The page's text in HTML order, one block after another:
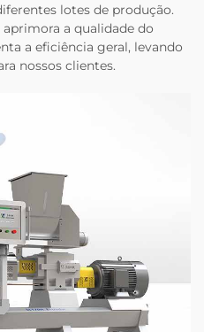
lotes de produção.
a qualidade do
a eficiência geral, levando
nossos clientes.